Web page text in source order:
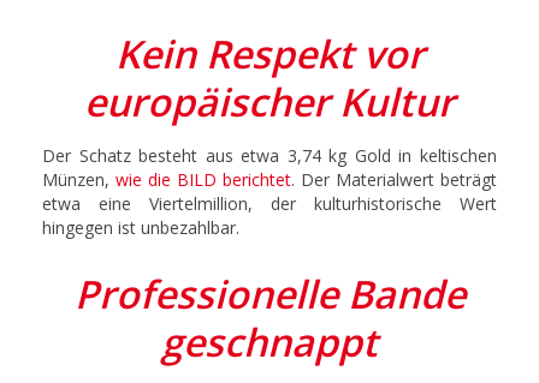
Kein Respekt vor
europäischer Kultur
Der Schatz besteht aus etwa 3,74 kg Gold in keltischen
Münzen, wie die BILD berichtet. Der Materialwert beträgt
etwa eine Viertelmillion, der kulturhistorische Wert
hingegen ist unbezahlbar.
Professionelle Bande
geschnappt